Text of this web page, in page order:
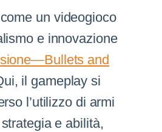
un videogioco
e innovazione
and
il gameplay si
l’utilizzo di armi
e abilità,